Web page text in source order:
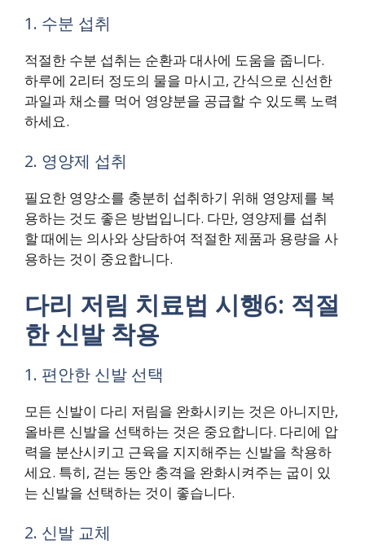
1. 수분 섭취
적절한 수분 섭취는 순환과 대사에 도움을 줍니다.
하루에 2리터 정도의 물을 마시고, 간식으로 신선한
과일과 채소를 먹어 영양분을 공급할 수 있도록 노력
하세요.
2. 영양제 섭취
필요한 영양소를 충분히 섭취하기 위해 영양제를 복
용하는 것도 좋은 방법입니다. 다만, 영양제를 섭취
할 때에는 의사와 상담하여 적절한 제품과 용량을 사
용하는 것이 중요합니다.
다리 저림 치료법 시행6: 적절
한 신발 착용
1. 편안한 신발 선택
모든 신발이 다리 저림을 완화시키는 것은 아니지만,
올바른 신발을 선택하는 것은 중요합니다. 다리에 압
력을 분산시키고 근육을 지지해주는 신발을 착용하
세요. 특히, 걷는 동안 충격을 완화시켜주는 굽이 있
는 신발을 선택하는 것이 좋습니다.
2. 신발 교체